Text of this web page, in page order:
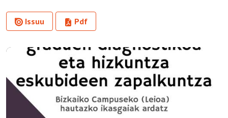
Issuu Pdf